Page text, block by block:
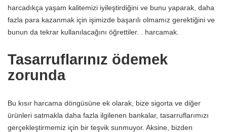
harcadıkça yaşam kalitemizi iyileştirdiğini ve bunu yaparak, daha
fazla para kazanmak için işimizde başarılı olmamız gerektiğini ve
bunun da tekrar kullanılacağını öğrettiler. . harcamak.
Tasarruflarınız ödemek
zorunda
Bu kısır harcama döngüsüne ek olarak, bize sigorta ve diğer
ürünleri satmakla daha fazla ilgilenen bankalar, tasarruflarımızı
gerçekleştirmemiz için bir teşvik sunmuyor. Aksine, bizden